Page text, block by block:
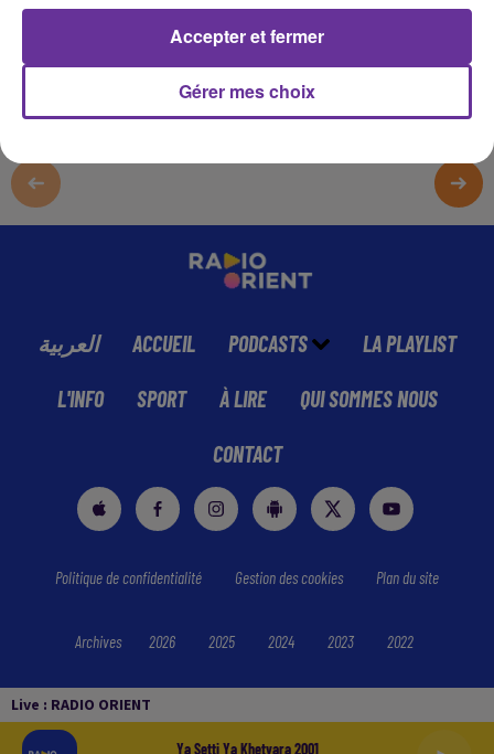
Live : RADIO ORIENT
Ya Setti Ya Khetyara 2001
0:00 12 min 48 sec
العربية ACCUEIL PODCASTS LA PLAYLIST
L'INFO SPORT À LIRE QUI SOMMES NOUS
CONTACT
Politique de confidentialité Gestion des cookies Plan du site
Archives 2026 2025 2024 2023 2022
Gérer mes choix
Accepter et fermer